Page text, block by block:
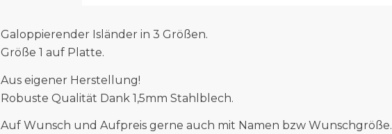
Galoppierender Isländer in 3 Größen.
Größe 1 auf Platte.
Aus eigener Herstellung!
Robuste Qualität Dank 1,5mm Stahlblech.
Auf Wunsch und Aufpreis gerne auch mit Namen bzw Wunschgröße.